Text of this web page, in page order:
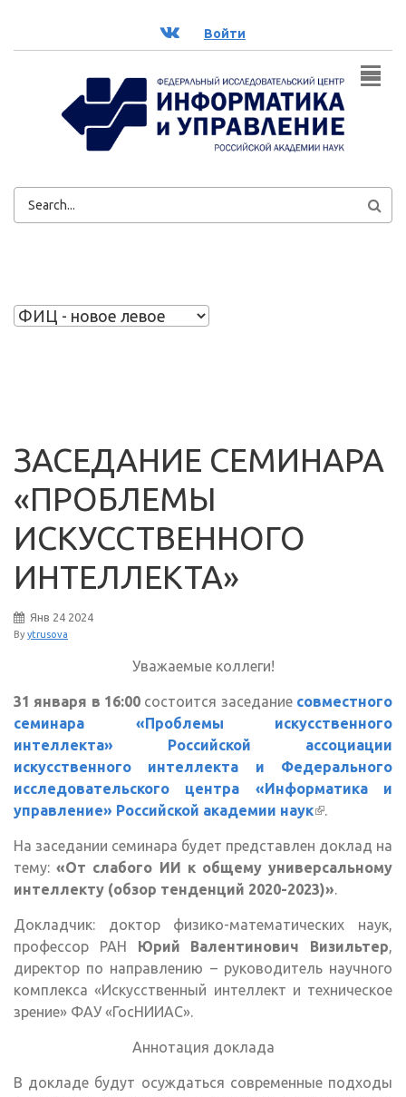
ВК Войти
ФОРМА
ЗАСЕДАНИЕ СЕМИНАРА
«ПРОБЛЕМЫ
ИСКУССТВЕННОГО
ИНТЕЛЛЕКТА»
Янв 24 2024
By ytrusova
Уважаемые коллеги!
31 января в 16:00 состоится заседание совместного
семинара «Проблемы искусственного
интеллекта» Российской ассоциации
искусственного интеллекта и Федерального
исследовательского центра «Информатика и
управление» Российской академии наук(внешняя
.
На заседании семинара будет представлен доклад на
тему:«От слабого ИИ к общему универсальному
интеллекту (обзор тенденций 2020-2023)».
Докладчик: доктор физико-математических наук,
профессор РАН Юрий Валентинович Визильтер,
директор по направлению – руководитель научного
комплекса «Искусственный интеллект и техническое
зрение» ФАУ «ГосНИИАС».
Аннотация доклада
В докладе будут осуждаться современные подходы